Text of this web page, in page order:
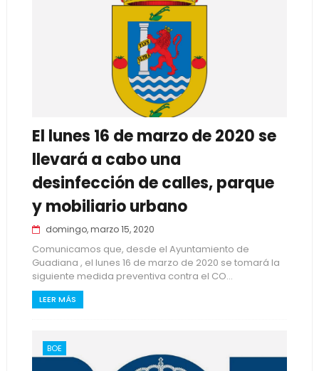
El lunes 16 de marzo de 2020 se
llevará a cabo una
desinfección de calles, parque
y mobiliario urbano
domingo, marzo 15, 2020
Comunicamos que, desde el Ayuntamiento de
Guadiana , el lunes 16 de marzo de 2020 se tomará la
siguiente medida preventiva contra el CO...
LEER MÁS
BOE